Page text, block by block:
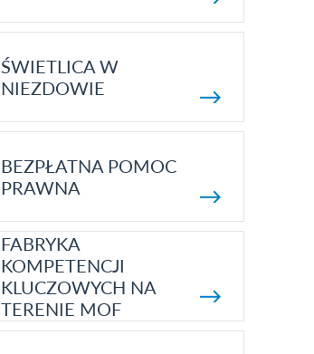
ŚWIETLICA W
NIEZDOWIE
BEZPŁATNA POMOC
PRAWNA
FABRYKA
KOMPETENCJI
KLUCZOWYCH NA
TERENIE MOF